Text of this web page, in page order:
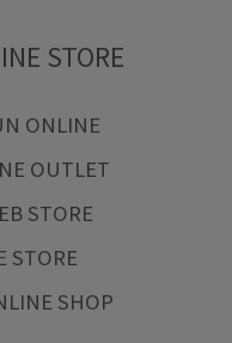
STORE
ONLINE
OUTLET
STORE
STORE
SHOP